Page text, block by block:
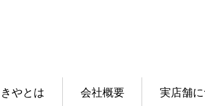
やとは 会社概要 実店舗